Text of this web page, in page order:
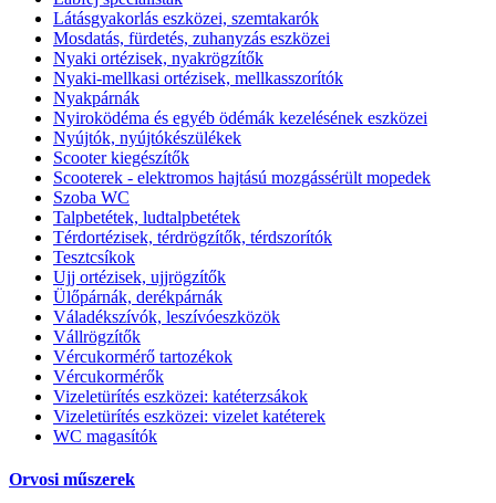
Látásgyakorlás eszközei, szemtakarók
Mosdatás, fürdetés, zuhanyzás eszközei
Nyaki ortézisek, nyakrögzítők
Nyaki-mellkasi ortézisek, mellkasszorítók
Nyakpárnák
Nyiroködéma és egyéb ödémák kezelésének eszközei
Nyújtók, nyújtókészülékek
Scooter kiegészítők
Scooterek - elektromos hajtású mozgássérült mopedek
Szoba WC
Talpbetétek, ludtalpbetétek
Térdortézisek, térdrögzítők, térdszorítók
Tesztcsíkok
Ujj ortézisek, ujjrögzítők
Ülőpárnák, derékpárnák
Váladékszívók, leszívóeszközök
Vállrögzítők
Vércukormérő tartozékok
Vércukormérők
Vizeletürítés eszközei: katéterzsákok
Vizeletürítés eszközei: vizelet katéterek
WC magasítók
Orvosi műszerek